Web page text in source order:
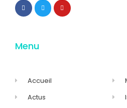
Menu
Accueil
Actus